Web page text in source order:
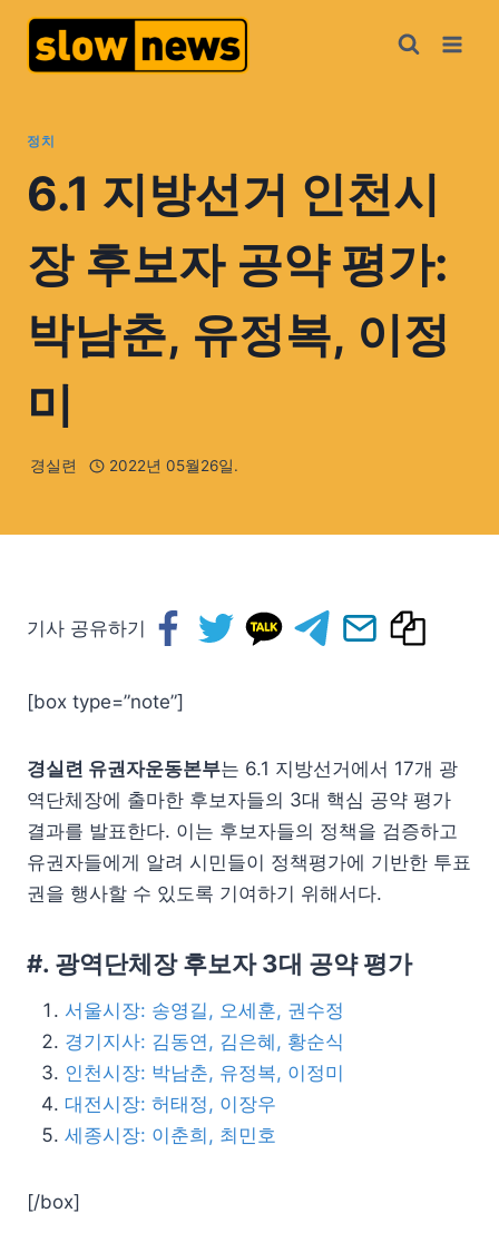
정치
6.1 지방선거 인천시
장 후보자 공약 평가:
박남춘, 유정복, 이정
미
경실련 2022년 05월26일.
기사 공유하기
[box type=”note”]
경실련 유권자운동본부는 6.1 지방선거에서 17개 광
역단체장에 출마한 후보자들의 3대 핵심 공약 평가
결과를 발표한다. 이는 후보자들의 정책을 검증하고
유권자들에게 알려 시민들이 정책평가에 기반한 투표
권을 행사할 수 있도록 기여하기 위해서다.
#. 광역단체장 후보자 3대 공약 평가
서울시장: 송영길, 오세훈, 권수정
경기지사: 김동연, 김은혜, 황순식
인천시장: 박남춘, 유정복, 이정미
대전시장: 허태정, 이장우
세종시장: 이춘희, 최민호
[/box]